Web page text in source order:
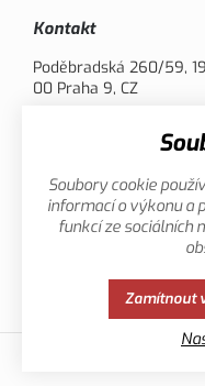
Kontakt
Poděbradská 260/59,
00 Praha 9, CZ
Možnosti platby
Zásady ochrany osobních
Soubory cookie
informací o výkonu a
funkcí ze sociálních
Zamítnout